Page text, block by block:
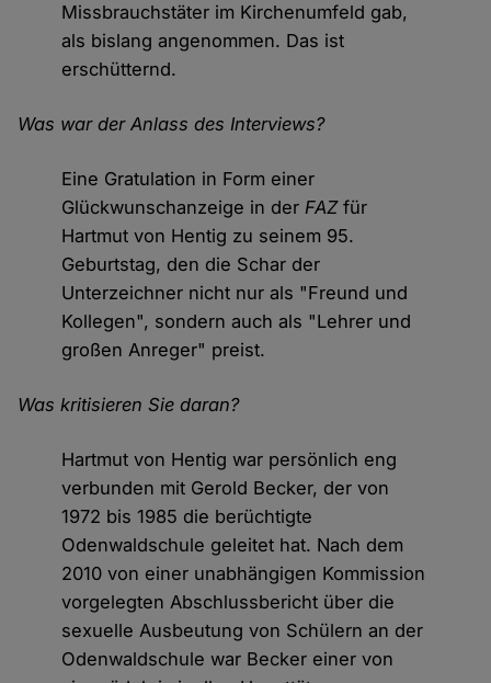
Missbrauchstäter im Kirchenumfeld gab,
als bislang angenommen. Das ist
erschütternd.
Was war der Anlass des Interviews?
Eine Gratulation in Form einer
Glückwunschanzeige in derFAZfür
Hartmut von Hentig zu seinem 95.
Geburtstag, den die Schar der
Unterzeichner nicht nur als "Freund und
Kollegen", sondern auch als "Lehrer und
großen Anreger" preist.
Was kritisieren Sie daran?
Hartmut von Hentig war persönlich eng
verbunden mit Gerold Becker, der von
1972 bis 1985 die berüchtigte
Odenwaldschule geleitet hat. Nach dem
2010 von einer unabhängigen Kommission
vorgelegten Abschlussbericht über die
sexuelle Ausbeutung von Schülern an der
Odenwaldschule war Becker einer von